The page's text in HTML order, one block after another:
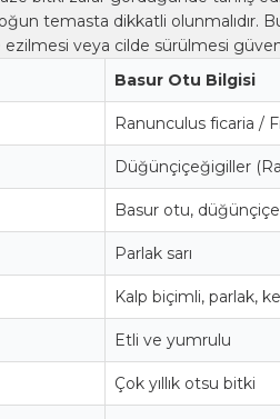
temasta dikkatli olunmalıdır.
ezilmesi veya cilde sürülmesi
Basur Otu Bilgisi
Ranunculus ficaria /
Düğünçiçeğigiller
Basur otu,
Parlak sarı
Kalp biçimli, parlak,
Etli ve yumrulu
Çok yıllık otsu bitki